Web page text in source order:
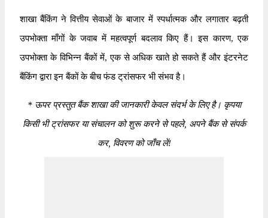
शाखा बैंकिंग ने वित्तीय सेवाओं के बाजार में स्पर्धात्मक और लगातार बढ़ती
उपभोक्ता माँगों के जवाब में महत्वपूर्ण बदलाव किए हैं। इस कारण, एक
उपभोक्ता के विभिन्न बैंकों में, एक से अधिक खाते हो सकते हैं और इंटरनेट
बैंकिंग द्वारा इन बैंकों के बीच फंड ट्रांसफर भी संभव है।
*ऊपर प्रस्तुत बैंक शाखा की जानकारी केवल संदर्भ के लिए है। कृपया
किसी भी ट्रांसफर या संचालन को शुरू करने से पहले, अपने बैंक से संपर्क
कर, विवरण को जाँच लें!